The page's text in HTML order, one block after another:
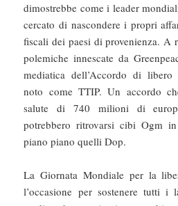
dimostrebbe come i leader
cercato di nascondere i propri
fiscali dei paesi di provenienza. A
polemiche innescate da
mediatica dell’Accordo di libero
noto come TTIP. Un accordo
salute di 740 milioni di
potrebbero ritrovarsi cibi Ogm
piano piano quelli Dop.
La Giornata Mondiale per la
l’occasione per sostenere tutti i